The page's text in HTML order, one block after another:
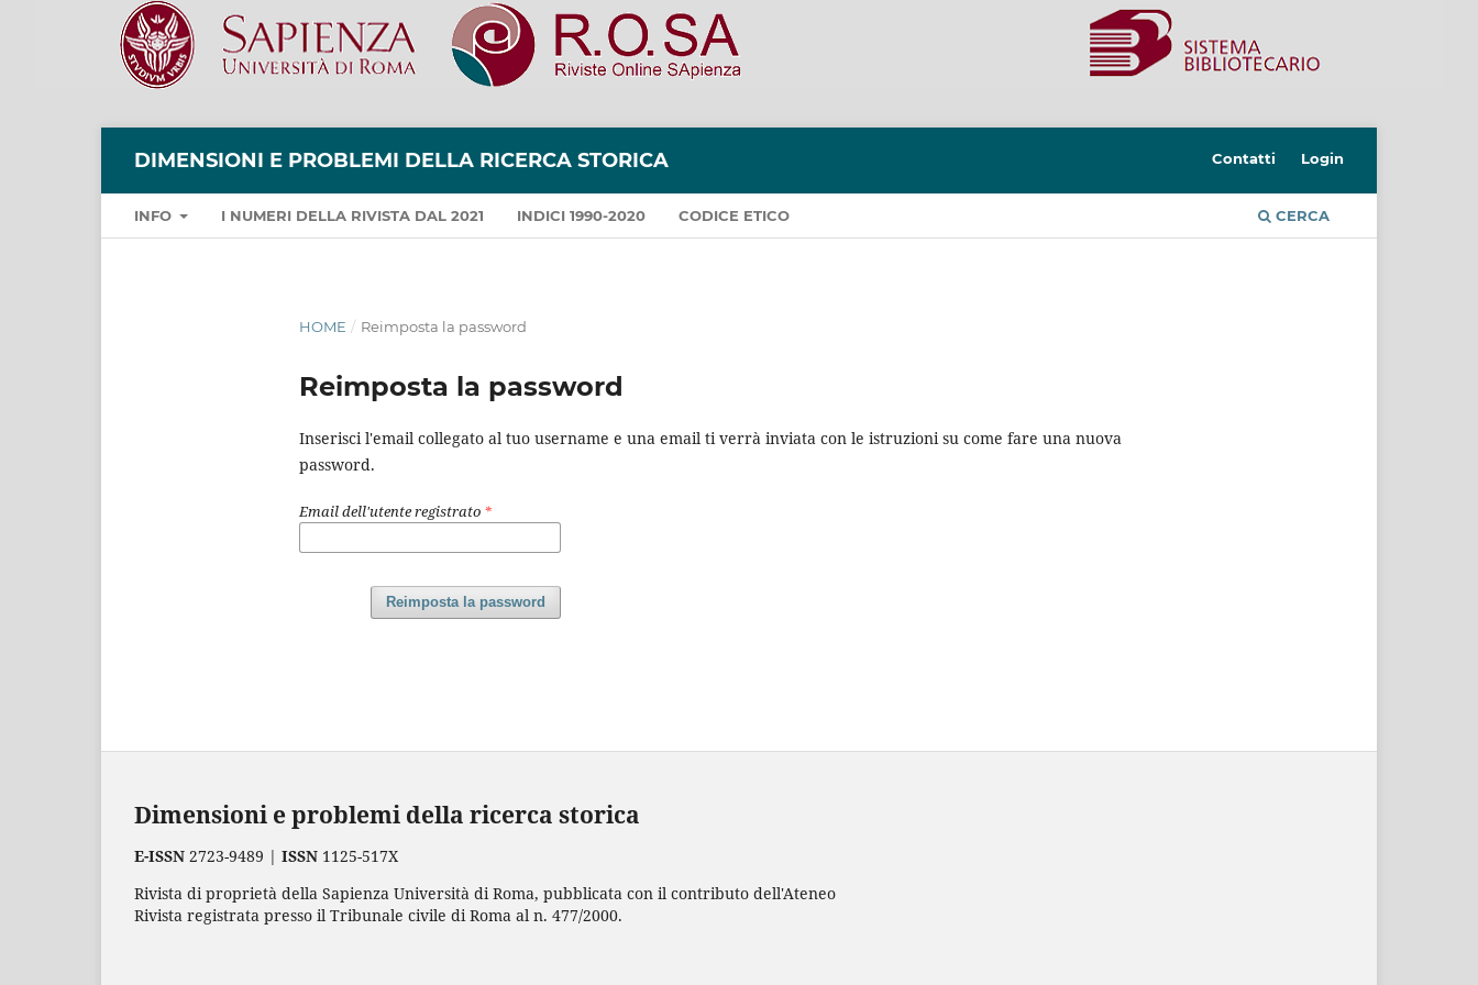
DIMENSIONI E PROBLEMI DELLA RICERCA STORICA
INFO I NUMERI DELLA RIVISTA DAL 2021 INDICI 1990-2020 CODICE ETICO CERCA
Contatti Login
HOME / Reimposta la password
Reimposta la password
Inserisci l'email collegato al tuo username e una email ti verrà inviata con le istruzioni su come fare una nuova
password.
Email dell'utente registrato *
Reimposta la password
Dimensioni e problemi della ricerca storica
E-ISSN 2723-9489 | ISSN 1125-517X
Rivista di proprietà della Sapienza Università di Roma, pubblicata con il contributo dell'Ateneo
Rivista registrata presso il Tribunale civile di Roma al n. 477/2000.